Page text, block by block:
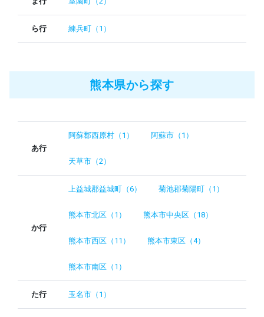
ら行 練兵町（1）
熊本県から探す
あ行
阿蘇郡西原村（1） 阿蘇市（1）
天草市（2）
か行
上益城郡益城町（6） 菊池郡菊陽町（1）
熊本市北区（1） 熊本市中央区（18）
熊本市西区（11） 熊本市東区（4）
熊本市南区（1）
た行 玉名市（1）